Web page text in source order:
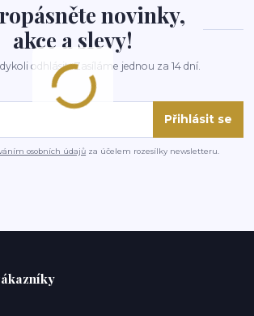
novinky,
akce a slevy!
odhlásit. Zasíláme jednou za 14 dní.
Přihlásit se
osobních údajů za účelem rozesílky newsletteru.